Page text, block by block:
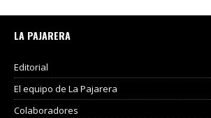
LA PAJARERA
Editorial
El equipo de La Pajarera
Colaboradores